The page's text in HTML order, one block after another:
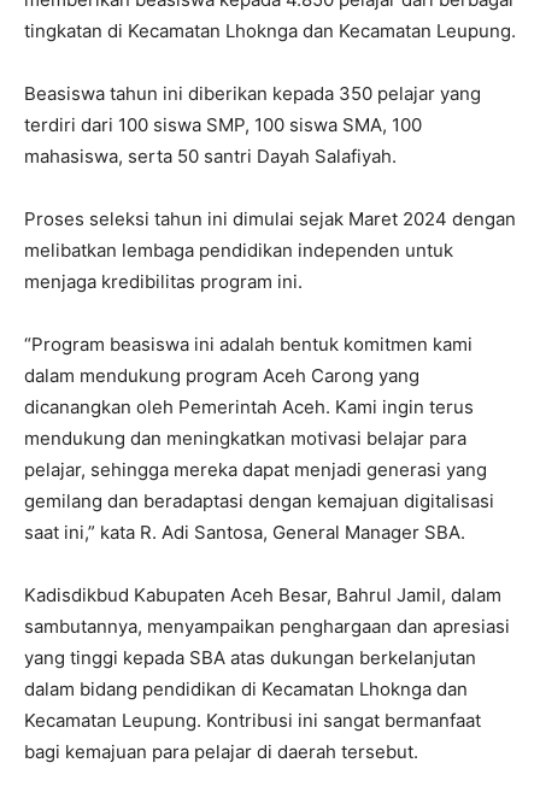
tingkatan di Kecamatan Lhoknga dan Kecamatan Leupung.
Beasiswa tahun ini diberikan kepada 350 pelajar yang
terdiri dari 100 siswa SMP, 100 siswa SMA, 100
mahasiswa, serta 50 santri Dayah Salafiyah.
Proses seleksi tahun ini dimulai sejak Maret 2024 dengan
melibatkan lembaga pendidikan independen untuk
menjaga kredibilitas program ini.
“Program beasiswa ini adalah bentuk komitmen kami
dalam mendukung program Aceh Carong yang
dicanangkan oleh Pemerintah Aceh. Kami ingin terus
mendukung dan meningkatkan motivasi belajar para
pelajar, sehingga mereka dapat menjadi generasi yang
gemilang dan beradaptasi dengan kemajuan digitalisasi
saat ini,” kata R. Adi Santosa, General Manager SBA.
Kadisdikbud Kabupaten Aceh Besar, Bahrul Jamil, dalam
sambutannya, menyampaikan penghargaan dan apresiasi
yang tinggi kepada SBA atas dukungan berkelanjutan
dalam bidang pendidikan di Kecamatan Lhoknga dan
Kecamatan Leupung. Kontribusi ini sangat bermanfaat
bagi kemajuan para pelajar di daerah tersebut.